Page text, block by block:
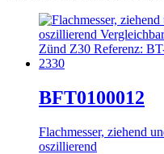
BFT0100012
Flachmesser, ziehend
oszillierend